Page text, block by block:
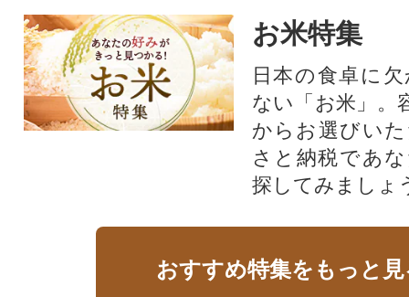
お米特集
日本の食卓に
ない「お米」。
からお選びい
さと納税であ
探してみましょ
おすすめ特集をもっと